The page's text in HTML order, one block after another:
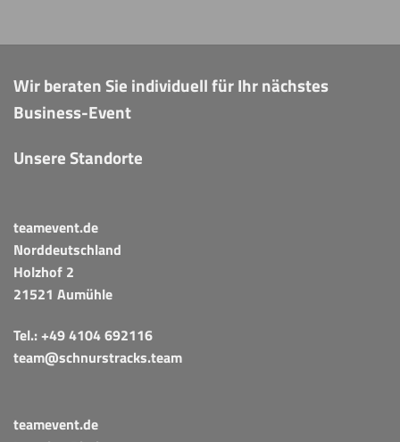
Wir beraten Sie individuell für Ihr nächstes
Business-Event
Unsere Standorte
teamevent.de
Norddeutschland
Holzhof 2
21521 Aumühle
Tel.:+49 4104 692116
team@schnurstracks.team
teamevent.de